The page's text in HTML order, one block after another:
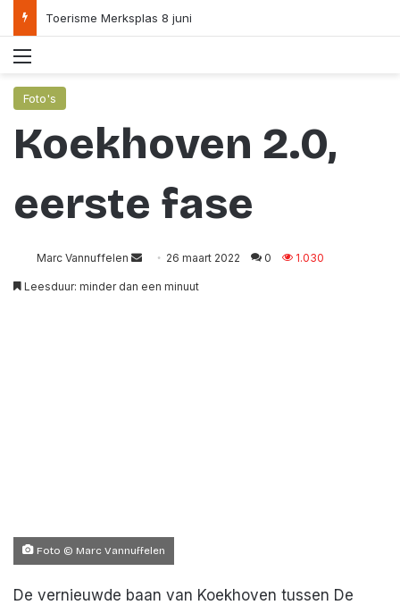
Toerisme Merksplas 8 juni
Menu
Foto's
Koekhoven 2.0,
eerste fase
Marc Vannuffelen
Send26 maart 2022 0 1.030
Leesduur: minder dan een minuut
Foto © Marc Vannuffelen
De vernieuwde baan van Koekhoven tussen De